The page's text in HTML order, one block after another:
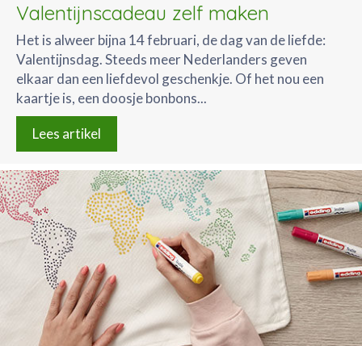
Valentijnscadeau zelf maken
Het is alweer bijna 14 februari, de dag van de liefde:
Valentijnsdag. Steeds meer Nederlanders geven
elkaar dan een liefdevol geschenkje. Of het nou een
kaartje is, een doosje bonbons...
Lees artikel